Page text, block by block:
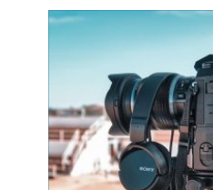
Östermalm erbjuder
många alternativ för att
få en ...